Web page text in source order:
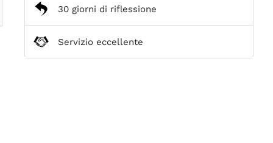
30 giorni di riflessione
Servizio eccellente